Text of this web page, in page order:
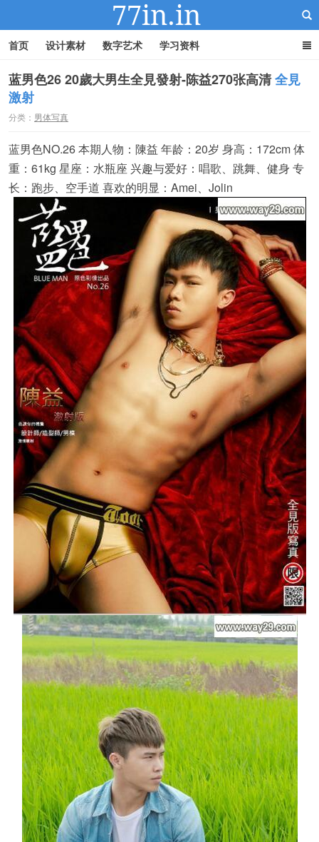
首页 设计素材 数字艺术 学习资料
蓝男色26 20歲大男生全見發射-陈益270张高清全見
激射
分类： 男体写真
蓝男色NO.26 本期人物：陳益 年龄：20岁 身高：172cm 体
重：61kg 星座：水瓶座 兴趣与爱好：唱歌、跳舞、健身 专
长：跑步、空手道 喜欢的明显：Amei、Jolin